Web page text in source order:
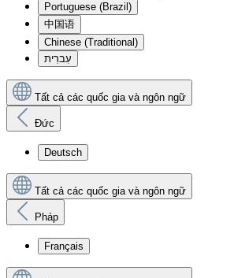
Portuguese (Brazil)
中国语
Chinese (Traditional)
עִברִית
Tất cả các quốc gia và ngôn ngữ
Đức
Deutsch
Tất cả các quốc gia và ngôn ngữ
Pháp
Français